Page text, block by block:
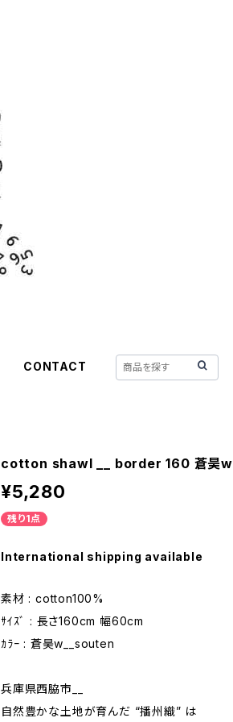
CONTACT
cotton shawl __ border 160 蒼昊w
¥5,280
残り1点
International shipping available
素材 : cotton100%
ｻｲｽﾞ : 長さ160cm 幅60cm
ｶﾗｰ : 蒼昊w__souten
兵庫県西脇市__
自然豊かな土地が育んだ “播州織” は